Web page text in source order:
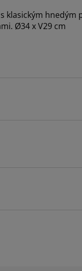
klasickým
Ø34 x V29 cm